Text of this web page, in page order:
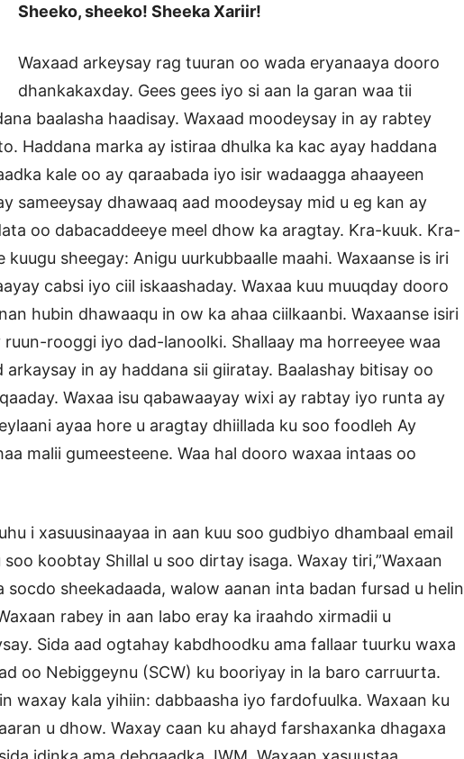
Sheeko, sheeko! Sheeka Xariir!
Waxaad arkeysay rag tuuran oo wada eryanaaya dooro
dhankakaxday. Gees gees iyo si aan la garan waa tii
baalasha haadisay. Waxaad moodeysay in ay rabtey
Haddana marka ay istiraa dhulka ka kac ayay haddana
kale oo ay qaraabada iyo isir wadaagga ahaayeen
sameeysay dhawaaq aad moodeysay mid u eg kan ay
oo dabacaddeeye meel dhow ka aragtay. Kra-kuuk. Kra-
sheegay: Anigu uurkubbaalle maahi. Waxaanse is iri
cabsi iyo ciil iskaashaday. Waxaa kuu muuqday dooro
hubin dhawaaqu in ow ka ahaa ciilkaanbi. Waxaanse isiri
rooggi iyo dad-lanoolki. Shallaay ma horreeyee waa
arkaysay in ay haddana sii giiratay. Baalashay bitisay oo
Waxaa isu qabawaayay wixi ay rabtay iyo runta ay
ayaa hore u aragtay dhiillada ku soo foodleh Ay
malii gumeesteene. Waa hal dooro waxaa intaas oo
i xasuusinaayaa in aan kuu soo gudbiyo dhambaal email
koobtay Shillal u soo dirtay isaga. Waxay tiri,”Waxaan
socdo sheekadaada, walow aanan inta badan fursad u helin
rabey in aan labo eray ka iraahdo xirmadii u
Sida aad ogtahay kabdhoodku ama fallaar tuurku waxa
oo Nebiggeynu (SCW) ku booriyay in la baro carruurta.
waxay kala yihiin: dabbaasha iyo fardofuulka. Waxaan ku
u dhow. Waxay caan ku ahayd farshaxanka dhagaxa